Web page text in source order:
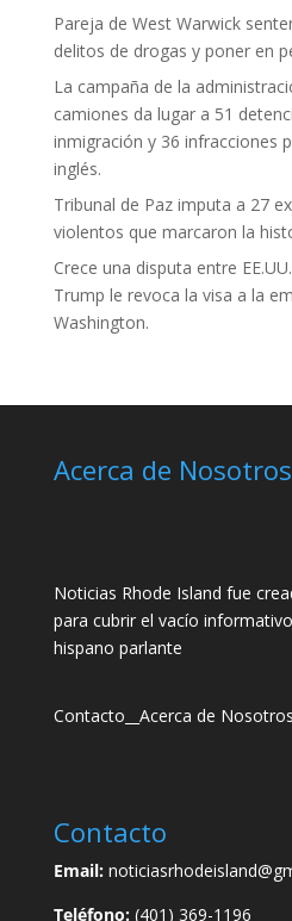
Pareja de West Warwick
delitos de drogas y poner en
La campaña de la
camiones da lugar a 51
inmigración y 36 infracciones
inglés.
Tribunal de Paz imputa a 27
violentos que marcaron la
Crece una disputa entre
Trump le revoca la visa a la
Washington.
Acerca de Nosotros
Noticias Rhode Island fue
para cubrir el vacío
hispano parlante
Contacto Acerca de Nosotros
Contacto
Email:
Teléfono:(401) 369-1196